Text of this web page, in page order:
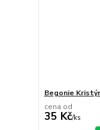
Begonie
cena od
35 Kč/ks